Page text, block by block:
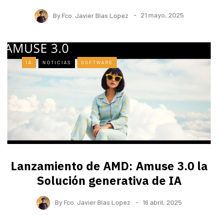
ByFco. Javier Blas Lopez 21 mayo, 2025
IA NOTICIAS SOFTWARE
Lanzamiento de AMD: Amuse 3.0 la
Solución generativa de IA
ByFco. Javier Blas Lopez 16 abril, 2025